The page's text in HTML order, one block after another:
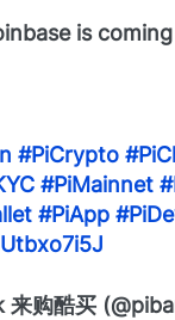
is
#PiCrypto
#PiMainnet
#PiApp
购酷买